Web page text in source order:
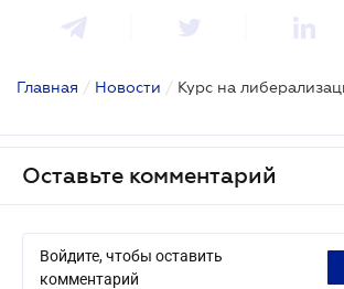
Главная / Новости / Курс на
Оставьте комментарий
Войдите, чтобы оставить
комментарий